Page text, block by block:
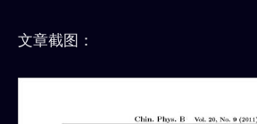
文章截图：